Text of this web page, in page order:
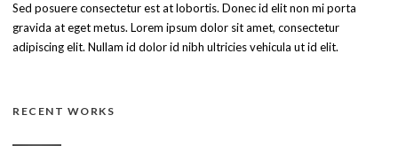
Sed posuere consectetur est at lobortis. Donec id elit non mi porta
gravida at eget metus. Lorem ipsum dolor sit amet, consectetur
adipiscing elit. Nullam id dolor id nibh ultricies vehicula ut id elit.
RECENT WORKS